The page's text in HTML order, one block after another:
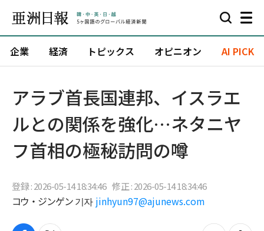
企業 経済 トピックス オピニオン AI PICK
アラブ首長国連邦、イスラエ
ルとの関係を強化…ネタニヤ
フ首相の極秘訪問の噂
登録 : 2026-05-14 18:34:46 修正 : 2026-05-14 18:34:46
コウ・ジンゲン 기자 jinhyun97@ajunews.com